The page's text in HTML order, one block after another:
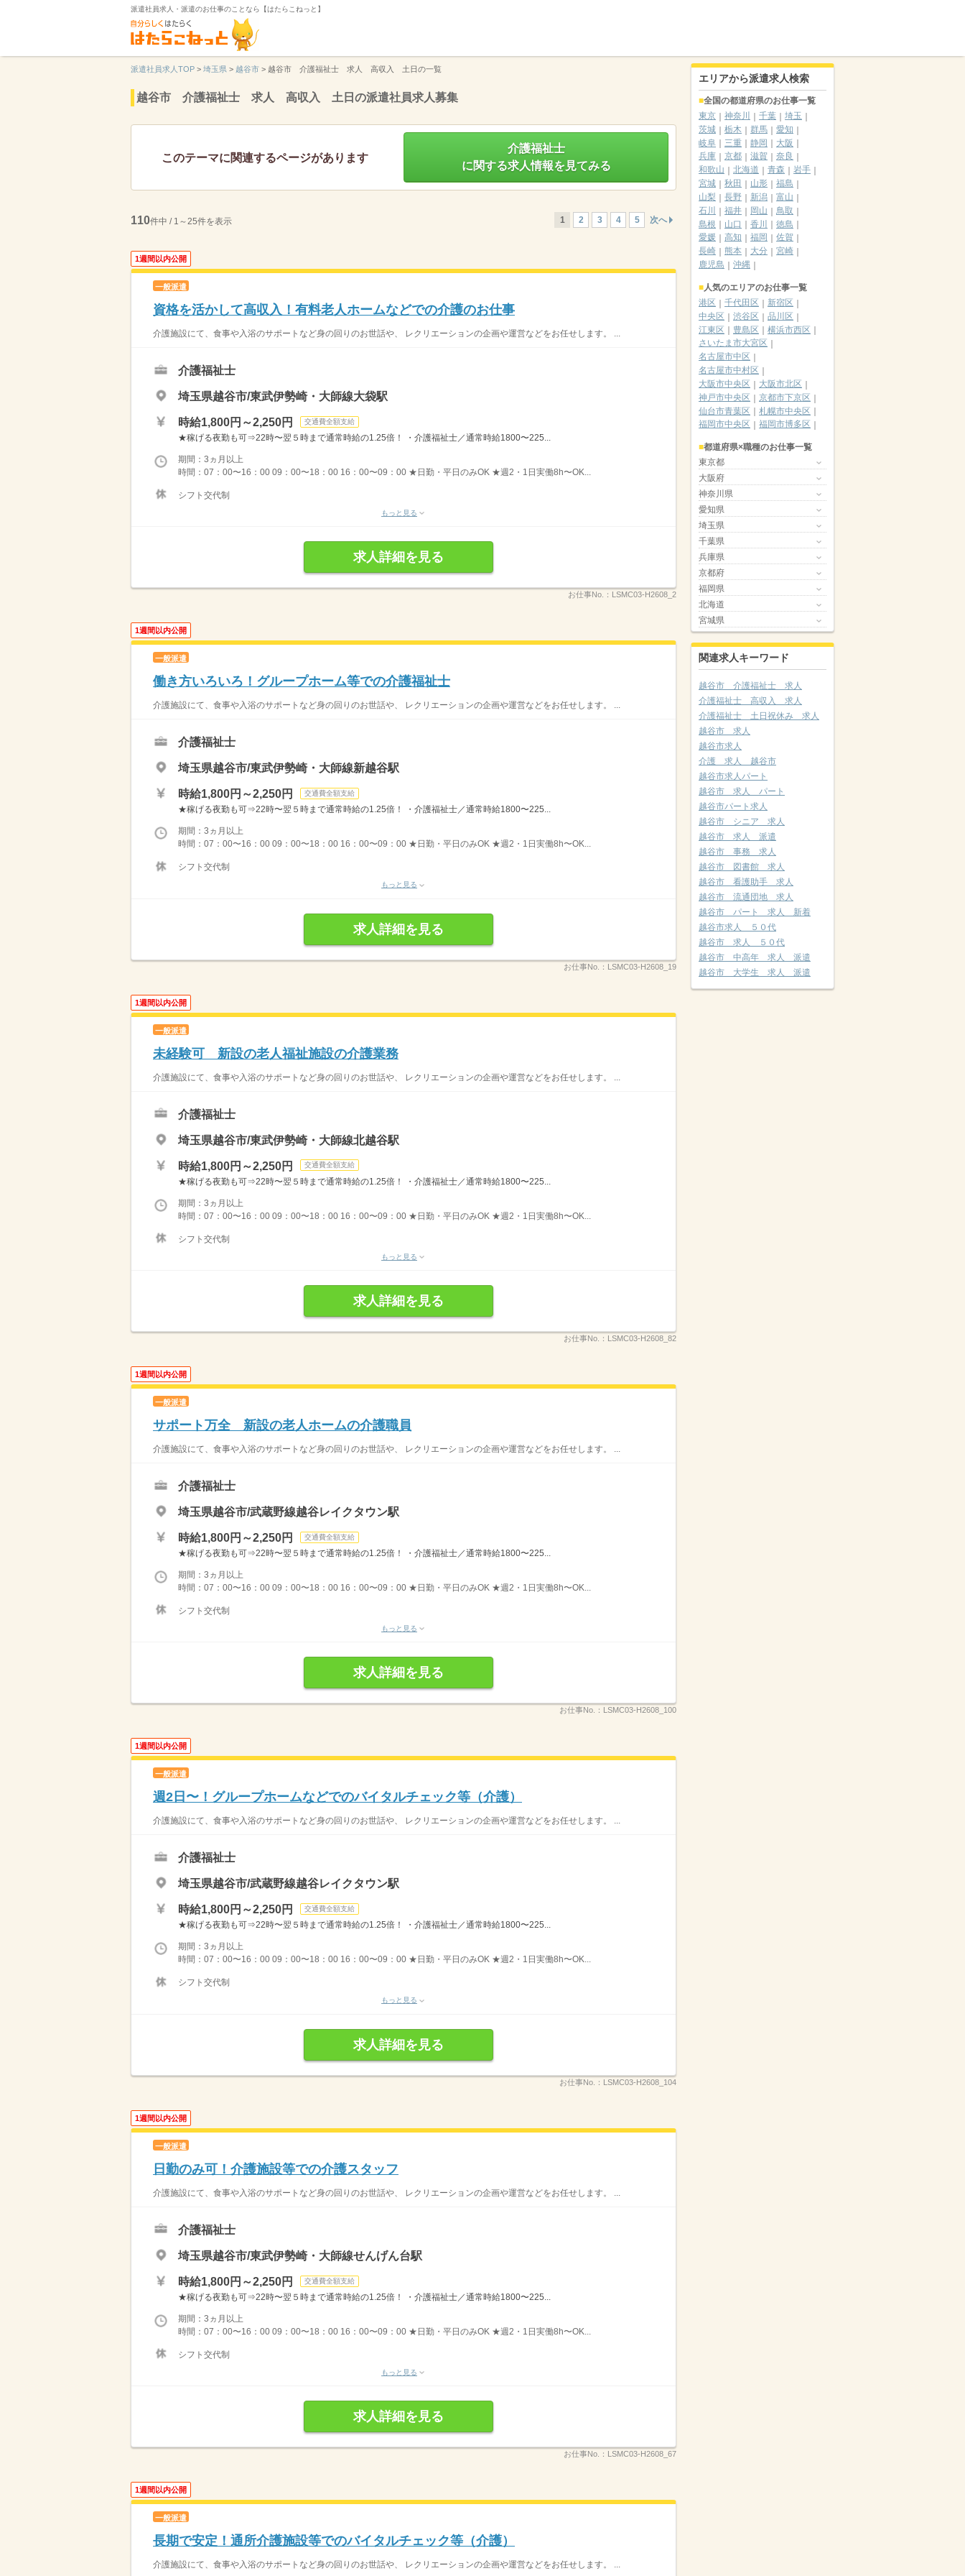
派遣社員求人・派遣のお仕事のことなら【はたらこねっと】
派遣社員求人TOP > 埼玉県 > 越谷市 > 越谷市 介護福祉士 求人 高収入 土日の一覧
越谷市 介護福祉士 求人 高収入 土日の派遣社員求人募集
このテーマに関連するページがあります
介護福祉士
に関する求人情報を見てみる
110件中 / 1～25件を表示 1 2 3 4 5 次へ
1週間以内公開
一般派遣
資格を活かして高収入！有料老人ホームなどでの介護のお仕事
介護施設にて、食事や入浴のサポートなど身の回りのお世話や、 レクリエーションの企画や運営などをお任せします。 ...
介護福祉士
埼玉県越谷市/東武伊勢崎・大師線大袋駅
時給1,800円～2,250円 交通費全額支給
★稼げる夜勤も可⇒22時〜翌５時まで通常時給の1.25倍！ ・介護福祉士／通常時給1800〜225...
期間：3ヵ月以上
時間：07：00〜16：00 09：00〜18：00 16：00〜09：00 ★日勤・平日のみOK ★週2・1日実働8h〜OK...
シフト交代制
もっと見る
求人詳細を見る
お仕事No.： LSMC03-H2608_2
1週間以内公開
一般派遣
働き方いろいろ！グループホーム等での介護福祉士
介護施設にて、食事や入浴のサポートなど身の回りのお世話や、 レクリエーションの企画や運営などをお任せします。 ...
介護福祉士
埼玉県越谷市/東武伊勢崎・大師線新越谷駅
時給1,800円～2,250円 交通費全額支給
★稼げる夜勤も可⇒22時〜翌５時まで通常時給の1.25倍！ ・介護福祉士／通常時給1800〜225...
期間：3ヵ月以上
時間：07：00〜16：00 09：00〜18：00 16：00〜09：00 ★日勤・平日のみOK ★週2・1日実働8h〜OK...
シフト交代制
もっと見る
求人詳細を見る
お仕事No.： LSMC03-H2608_19
1週間以内公開
一般派遣
未経験可 新設の老人福祉施設の介護業務
介護施設にて、食事や入浴のサポートなど身の回りのお世話や、 レクリエーションの企画や運営などをお任せします。 ...
介護福祉士
埼玉県越谷市/東武伊勢崎・大師線北越谷駅
時給1,800円～2,250円 交通費全額支給
★稼げる夜勤も可⇒22時〜翌５時まで通常時給の1.25倍！ ・介護福祉士／通常時給1800〜225...
期間：3ヵ月以上
時間：07：00〜16：00 09：00〜18：00 16：00〜09：00 ★日勤・平日のみOK ★週2・1日実働8h〜OK...
シフト交代制
もっと見る
求人詳細を見る
お仕事No.： LSMC03-H2608_82
1週間以内公開
一般派遣
サポート万全 新設の老人ホームの介護職員
介護施設にて、食事や入浴のサポートなど身の回りのお世話や、 レクリエーションの企画や運営などをお任せします。 ...
介護福祉士
埼玉県越谷市/武蔵野線越谷レイクタウン駅
時給1,800円～2,250円 交通費全額支給
★稼げる夜勤も可⇒22時〜翌５時まで通常時給の1.25倍！ ・介護福祉士／通常時給1800〜225...
期間：3ヵ月以上
時間：07：00〜16：00 09：00〜18：00 16：00〜09：00 ★日勤・平日のみOK ★週2・1日実働8h〜OK...
シフト交代制
もっと見る
求人詳細を見る
お仕事No.： LSMC03-H2608_100
1週間以内公開
一般派遣
週2日〜！グループホームなどでのバイタルチェック等（介護）
介護施設にて、食事や入浴のサポートなど身の回りのお世話や、 レクリエーションの企画や運営などをお任せします。 ...
介護福祉士
埼玉県越谷市/武蔵野線越谷レイクタウン駅
時給1,800円～2,250円 交通費全額支給
★稼げる夜勤も可⇒22時〜翌５時まで通常時給の1.25倍！ ・介護福祉士／通常時給1800〜225...
期間：3ヵ月以上
時間：07：00〜16：00 09：00〜18：00 16：00〜09：00 ★日勤・平日のみOK ★週2・1日実働8h〜OK...
シフト交代制
もっと見る
求人詳細を見る
お仕事No.： LSMC03-H2608_104
1週間以内公開
一般派遣
日勤のみ可！介護施設等での介護スタッフ
介護施設にて、食事や入浴のサポートなど身の回りのお世話や、 レクリエーションの企画や運営などをお任せします。 ...
介護福祉士
埼玉県越谷市/東武伊勢崎・大師線せんげん台駅
時給1,800円～2,250円 交通費全額支給
★稼げる夜勤も可⇒22時〜翌５時まで通常時給の1.25倍！ ・介護福祉士／通常時給1800〜225...
期間：3ヵ月以上
時間：07：00〜16：00 09：00〜18：00 16：00〜09：00 ★日勤・平日のみOK ★週2・1日実働8h〜OK...
シフト交代制
もっと見る
求人詳細を見る
お仕事No.： LSMC03-H2608_67
1週間以内公開
一般派遣
長期で安定！通所介護施設等でのバイタルチェック等（介護）
介護施設にて、食事や入浴のサポートなど身の回りのお世話や、 レクリエーションの企画や運営などをお任せします。 ...
エリアから派遣求人検索
全国の都道府県のお仕事一覧
東京
神奈川 千葉
埼玉
茨城
栃木 群馬
愛知
岐阜
三重 静岡
大阪
兵庫
京都 滋賀
奈良
和歌山
北海道 青森
岩手
宮城
秋田 山形
福島
山梨
長野 新潟
富山
石川
福井 岡山
鳥取
島根
山口 香川
徳島
愛媛
高知 福岡
佐賀
長崎
熊本 大分
宮崎
鹿児島
沖縄
人気のエリアのお仕事一覧
港区
千代田区
新宿区
中央区
渋谷区
品川区
江東区
豊島区
横浜市西区
さいたま市大宮区
名古屋市中区
名古屋市中村区
大阪市中央区
大阪市北区
神戸市中央区
京都市下京区
仙台市青葉区
札幌市中央区
福岡市中央区
福岡市博多区
都道府県×職種のお仕事一覧
東京都
大阪府
神奈川県
愛知県
埼玉県
千葉県
兵庫県
京都府
福岡県
北海道
宮城県
関連求人キーワード
越谷市 介護福祉士 求人
介護福祉士 高収入 求人
介護福祉士 土日祝休み 求人
越谷市 求人
越谷市求人
介護 求人 越谷市
越谷市求人パート
越谷市 求人 パート
越谷市パート求人
越谷市 シニア 求人
越谷市 求人 派遣
越谷市 事務 求人
越谷市 図書館 求人
越谷市 看護助手 求人
越谷市 流通団地 求人
越谷市 パート 求人 新着
越谷市求人 ５０代
越谷市 求人 ５０代
越谷市 中高年 求人 派遣
越谷市 大学生 求人 派遣